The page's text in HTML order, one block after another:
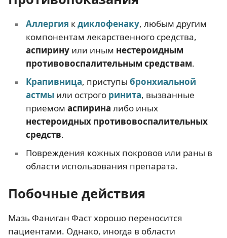
Аллергия кдиклофенаку, любым другим
компонентам лекарственного средства,
аспиринуили иным нестероидным
противовоспалительным средствам.
Крапивница, приступы бронхиальной
астмыили острого ринита, вызванные
приемом аспирина либо иных
нестероидных противовоспалительных
средств.
Повреждения кожных покровов или раны в
области использования препарата.
Побочные действия
Мазь Фаниган Фаст хорошо переносится
пациентами. Однако, иногда в области